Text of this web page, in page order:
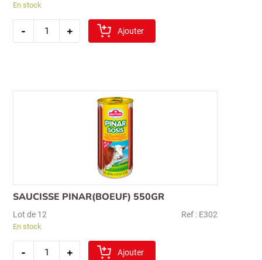
En stock
-
quantité
+ Ajouter
SAUCISSE PINAR(BOEUF) 550GR
Lot de 12 Ref : E302
En stock
-
quantité
+ Ajouter